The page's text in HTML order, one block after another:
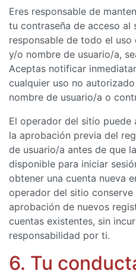
Eres responsable de
tu contraseña de acceso al
responsable de todo el
y/o nombre de usuario/a,
Aceptas notificar
cualquier uso no
nombre de usuario/a o
El operador del sitio
la aprobación previa del
de usuario/a antes de que
disponible para iniciar
obtener una cuenta nueva
operador del sitio
aprobación de nuevos
cuentas existentes, sin
responsabilidad por ti.
6. Tu